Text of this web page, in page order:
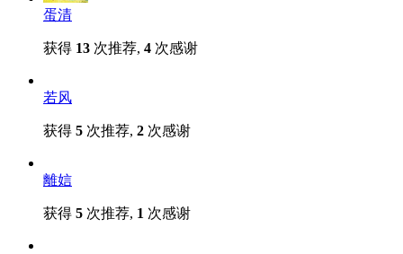
蛋清
获得 13 次推荐, 4 次感谢
若风
获得 5 次推荐, 2 次感谢
離娮
获得 5 次推荐, 1 次感谢